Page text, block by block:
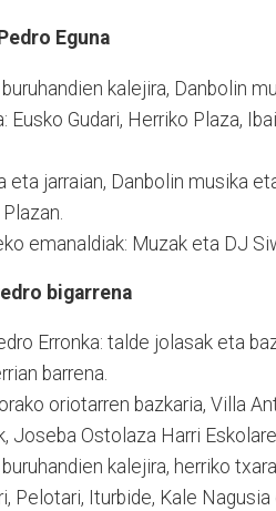
Eguna
kalejira, Danbolin
Eusko Gudari, Herriko Plaza,
eta jarraian, Danbolin musika
emanaldiak: Muzak eta DJ
bigarrena
Erronka: talde jolasak eta
barrena.
oriotarren bazkaria, Villa
Joseba Ostolaza Harri
kalejira, herriko
Pelotari, Iturbide, Kale